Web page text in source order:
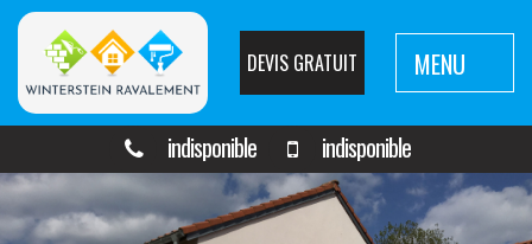
DEVIS GRATUIT MENU
indisponible indisponible